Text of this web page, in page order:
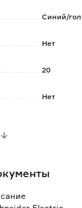
Синий/
Нет
20
Нет
Россия
0.073